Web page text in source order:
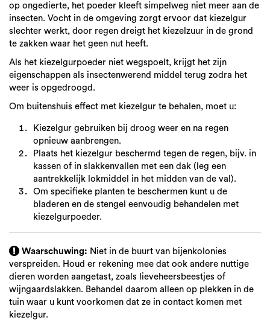
op ongedierte, het poeder kleeft simpelweg niet meer aan de
insecten. Vocht in de omgeving zorgt ervoor dat kiezelgur
slechter werkt, door regen dreigt het kiezelzuur in de grond
te zakken waar het geen nut heeft.
Als het kiezelgurpoeder niet wegspoelt, krijgt het zijn
eigenschappen als insectenwerend middel terug zodra het
weer is opgedroogd.
Om buitenshuis effect met kiezelgur te behalen, moet u:
Kiezelgur gebruiken bij droog weer en na regen
opnieuw aanbrengen.
Plaats het kiezelgur beschermd tegen de regen, bijv. in
kassen of in slakkenvallen met een dak (leg een
aantrekkelijk lokmiddel in het midden van de val).
Om specifieke planten te beschermen kunt u de
bladeren en de stengel eenvoudig behandelen met
kiezelgurpoeder.
Waarschuwing: Niet in de buurt van bijenkolonies
verspreiden. Houd er rekening mee dat ook andere nuttige
dieren worden aangetast, zoals lieveheersbeestjes of
wijngaardslakken. Behandel daarom alleen op plekken in de
tuin waar u kunt voorkomen dat ze in contact komen met
kiezelgur.